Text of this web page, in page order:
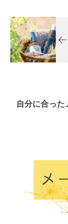
自分に合った